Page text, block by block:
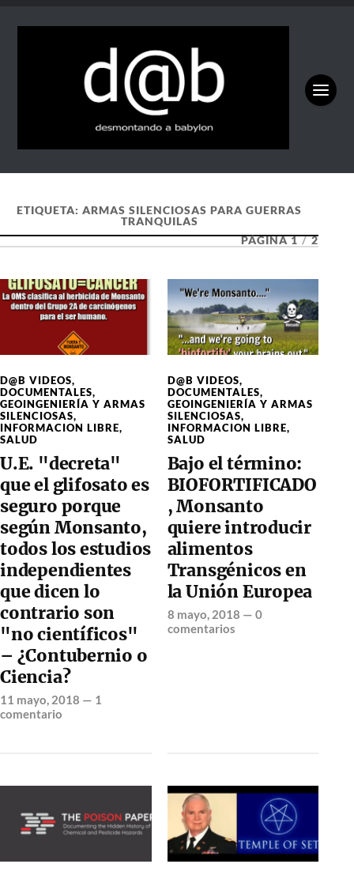
ETIQUETA:ARMAS SILENCIOSAS PARA GUERRAS
TRANQUILAS
PÁGINA 1 / 2
D@B VIDEOS,
DOCUMENTALES,
GEOINGENIERÍA Y ARMAS
SILENCIOSAS,
INFORMACION LIBRE,
SALUD
U.E. "decreta"
que el glifosato es
seguro porque
según Monsanto,
todos los estudios
independientes
que dicen lo
contrario son
"no científicos"
– ¿Contubernio o
Ciencia?
11 mayo, 2018 — 1
comentario
D@B VIDEOS,
DOCUMENTALES,
GEOINGENIERÍA Y ARMAS
SILENCIOSAS,
INFORMACION LIBRE,
SALUD
Bajo el término:
BIOFORTIFICADO
, Monsanto
quiere introducir
alimentos
Transgénicos en
la Unión Europea
8 mayo, 2018 — 0
comentarios